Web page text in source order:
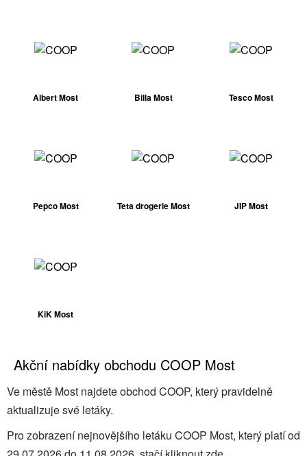
Albert Most Billa Most Tesco Most
Pepco Most Teta drogerie Most JIP Most
KiK Most
Akční nabídky obchodu COOP Most
Ve městě Most najdete obchod COOP, který pravidelně
aktualizuje své letáky.
Pro zobrazení nejnovějšího letáku COOP Most, který platí od